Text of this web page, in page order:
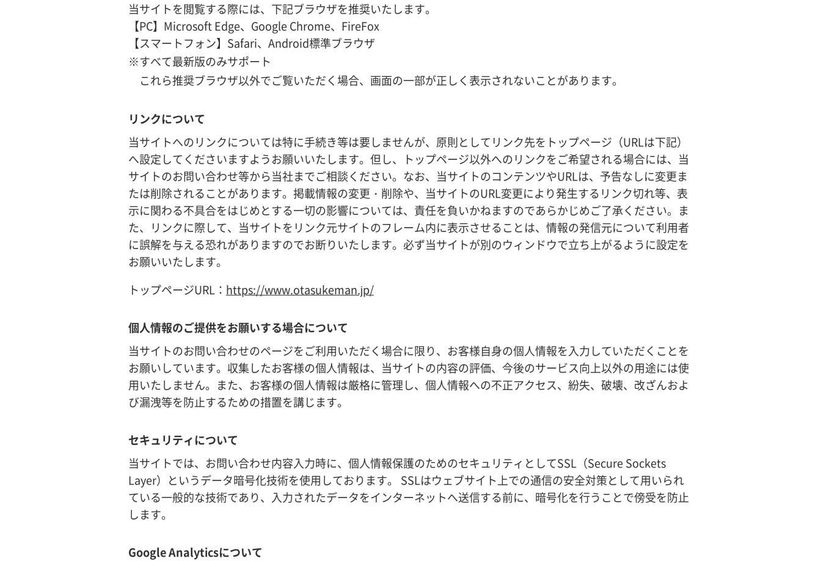
当サイトを閲覧する際には、下記ブラウザを推奨いたします。
【PC】Microsoft Edge、Google Chrome、FireFox
【スマートフォン】Safari、Android標準ブラウザ
※すべて最新版のみサポート
これら推奨ブラウザ以外でご覧いただく場合、画面の一部が正しく表示されないことがあります。
リンクについて
当サイトへのリンクについては特に手続き等は要しませんが、原則としてリンク先をトップページ（URLは下記）
へ設定してくださいますようお願いいたします。但し、トップページ以外へのリンクをご希望される場合には、当
サイトのお問い合わせ等から当社までご相談ください。なお、当サイトのコンテンツやURLは、予告なしに変更ま
たは削除されることがあります。掲載情報の変更・削除や、当サイトのURL変更により発生するリンク切れ等、表
示に関わる不具合をはじめとする一切の影響については、責任を負いかねますのであらかじめご了承ください。ま
た、リンクに際して、当サイトをリンク元サイトのフレーム内に表示させることは、情報の発信元について利用者
に誤解を与える恐れがありますのでお断りいたします。必ず当サイトが別のウィンドウで立ち上がるように設定を
お願いいたします。
トップページURL： https://www.otasukeman.jp/
個人情報のご提供をお願いする場合について
当サイトのお問い合わせのページをご利用いただく場合に限り、お客様自身の個人情報を入力していただくことを
お願いしています。収集したお客様の個人情報は、当サイトの内容の評価、今後のサービス向上以外の用途には使
用いたしません。また、お客様の個人情報は厳格に管理し、個人情報への不正アクセス、紛失、破壊、改ざんおよ
び漏洩等を防止するための措置を講じます。
セキュリティについて
当サイトでは、お問い合わせ内容入力時に、個人情報保護のためのセキュリティとしてSSL（Secure Sockets
Layer）というデータ暗号化技術を使用しております。 SSLはウェブサイト上での通信の安全対策として用いられ
ている一般的な技術であり、入力されたデータをインターネットへ送信する前に、暗号化を行うことで傍受を防止
します。
Google Analyticsについて